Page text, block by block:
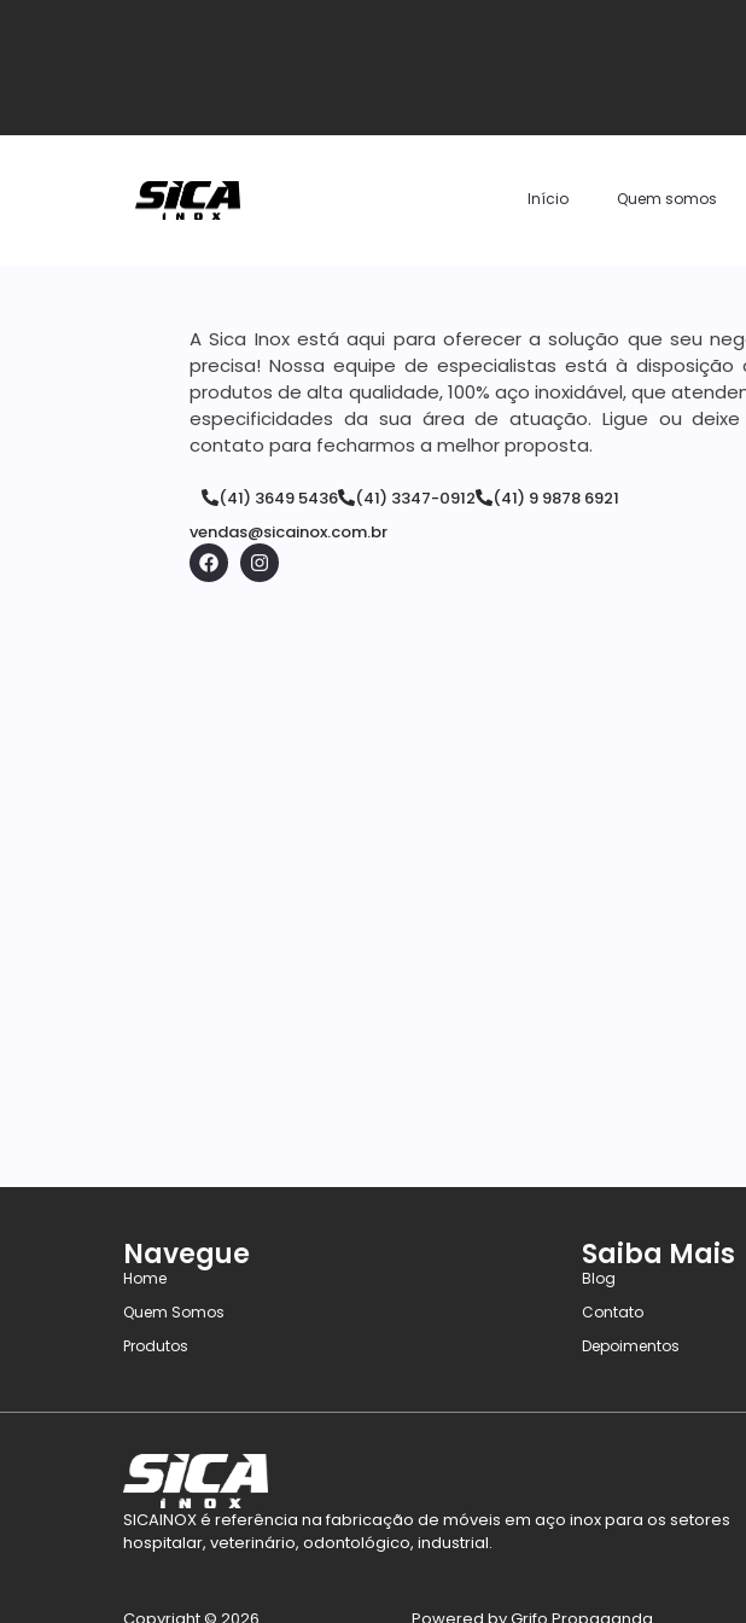
Início Quem somos
A Sica Inox está aqui para oferecer a solução que seu
precisa! Nossa equipe de especialistas está à disposição
produtos de alta qualidade, 100% aço inoxidável, que
especificidades da sua área de atuação. Ligue ou deixe
contato para fecharmos a melhor proposta.
(41) 3649 5436 (41) 3347-0912
(41) 9 9878 6921
vendas@sicainox.com.br
Navegue
Home
Quem Somos
Produtos
Saiba Mais
Blog
Contato
Depoimentos
SICAINOX é referência na fabricação de móveis em aço inox para os setores
hospitalar, veterinário, odontológico, industrial.